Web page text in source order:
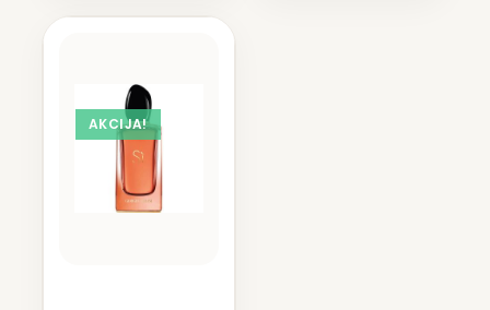
AKCIJA!